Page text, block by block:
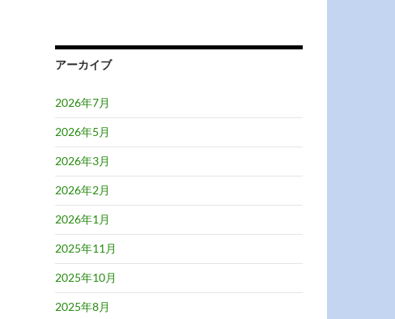
アーカイブ
2026年7月
2026年5月
2026年3月
2026年2月
2026年1月
2025年11月
2025年10月
2025年8月